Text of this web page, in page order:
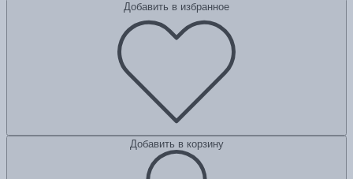
Добавить в избранное
Добавить в корзину